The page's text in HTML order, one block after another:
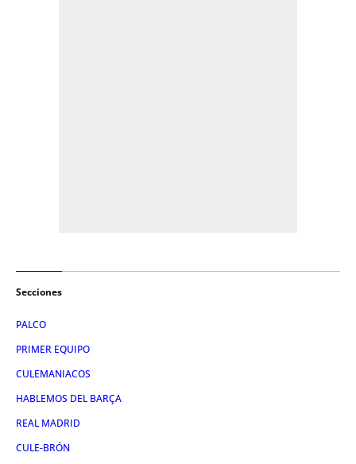
Secciones
PALCO
PRIMER EQUIPO
CULEMANIACOS
HABLEMOS DEL BARÇA
REAL MADRID
CULE-BRÓN